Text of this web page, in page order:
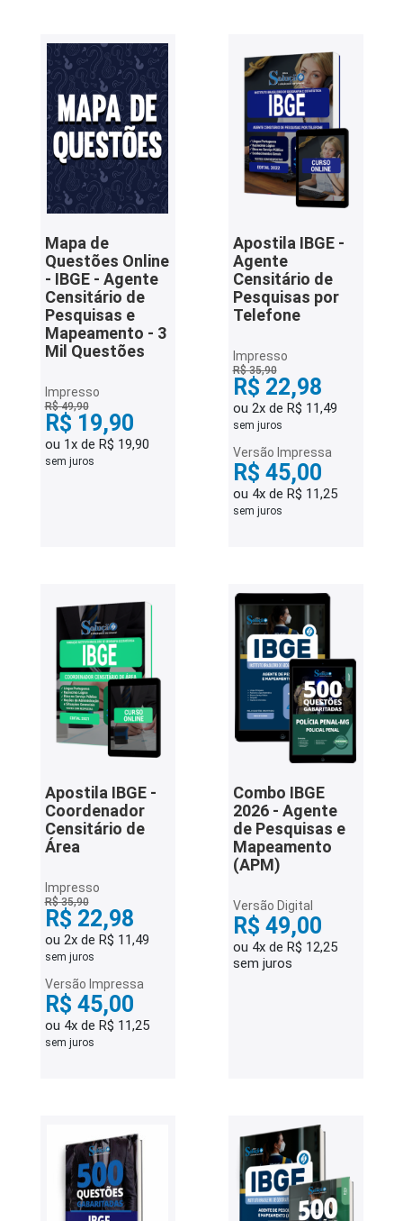
Mapa de
Questões Online
- IBGE - Agente
Censitário de
Pesquisas e
Mapeamento - 3
Mil Questões
Impresso
R$ 49,90
R$ 19,90
ou 1x de R$ 19,90
sem juros
Apostila IBGE -
Agente
Censitário de
Pesquisas por
Telefone
Impresso
R$ 35,90
R$ 22,98
ou 2x de R$ 11,49
sem juros
Versão Impressa
R$ 45,00
ou 4x de R$ 11,25
sem juros
Apostila IBGE -
Coordenador
Censitário de
Área
Impresso
R$ 35,90
R$ 22,98
ou 2x de R$ 11,49
sem juros
Versão Impressa
R$ 45,00
ou 4x de R$ 11,25
sem juros
Combo IBGE
2026 - Agente
de Pesquisas e
Mapeamento
(APM)
Versão Digital
R$ 49,00
ou 4x de R$ 12,25
sem juros